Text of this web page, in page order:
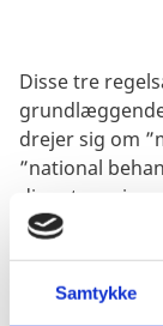
Samtykke
Disse tre
drejer sig om
”national
disse tre
særlige
er WTO’s
regulering af